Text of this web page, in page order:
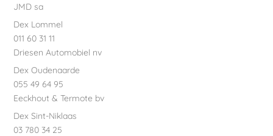
JMD sa
Dex Lommel
011 60 31 11
Driesen Automobiel nv
Dex Oudenaarde
055 49 64 95
Eeckhout & Termote bv
Dex Sint-Niklaas
03 780 34 25